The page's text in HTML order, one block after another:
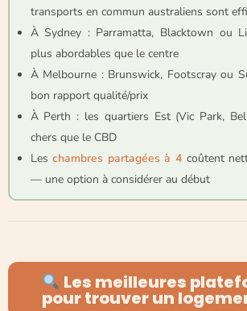
transports en commun australiens sont
À Sydney : Parramatta, Blacktown ou
plus abordables que le centre
À Melbourne : Brunswick, Footscray ou
bon rapport qualité/prix
À Perth : les quartiers Est (Vic Park,
chers que le CBD
Leschambres partagées à 4 coûtent
— une option à considérer au début
Les meilleures
pour trouver un